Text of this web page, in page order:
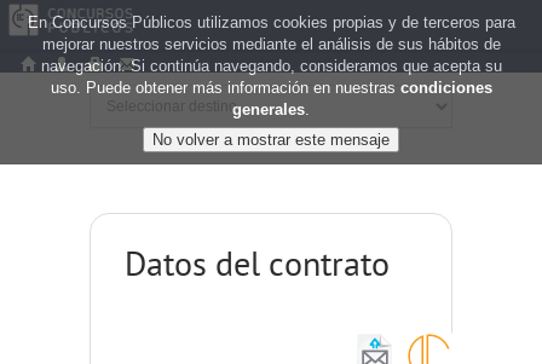
Datos del contrato
En Concursos Públicos utilizamos cookies propias y de terceros para
mejorar nuestros servicios mediante el análisis de sus hábitos de
navegación. Si continúa navegando, consideramos que acepta su
uso. Puede obtener más información en nuestras condiciones
generales.